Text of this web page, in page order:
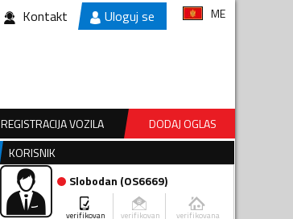
Kontakt Uloguj se ME
REGISTRACIJA VOZILA
DODAJ OGLAS
KORISNIK
Slobodan (OS6669)
verifikovan verifikovan verifikovana